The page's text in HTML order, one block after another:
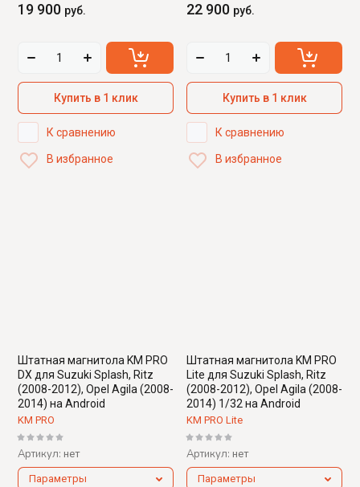
19 900 руб.
Купить в 1 клик
К сравнению
В избранное
22 900 руб.
Купить в 1 клик
К сравнению
В избранное
Штатная магнитола KM PRO
DX для Suzuki Splash, Ritz
(2008-2012), Opel Agila (2008-
2014) на Android
KM PRO
Артикул: нет
Параметры
Штатная магнитола KM PRO
Lite для Suzuki Splash, Ritz
(2008-2012), Opel Agila (2008-
2014) 1/32 на Android
KM PRO Lite
Артикул: нет
Параметры